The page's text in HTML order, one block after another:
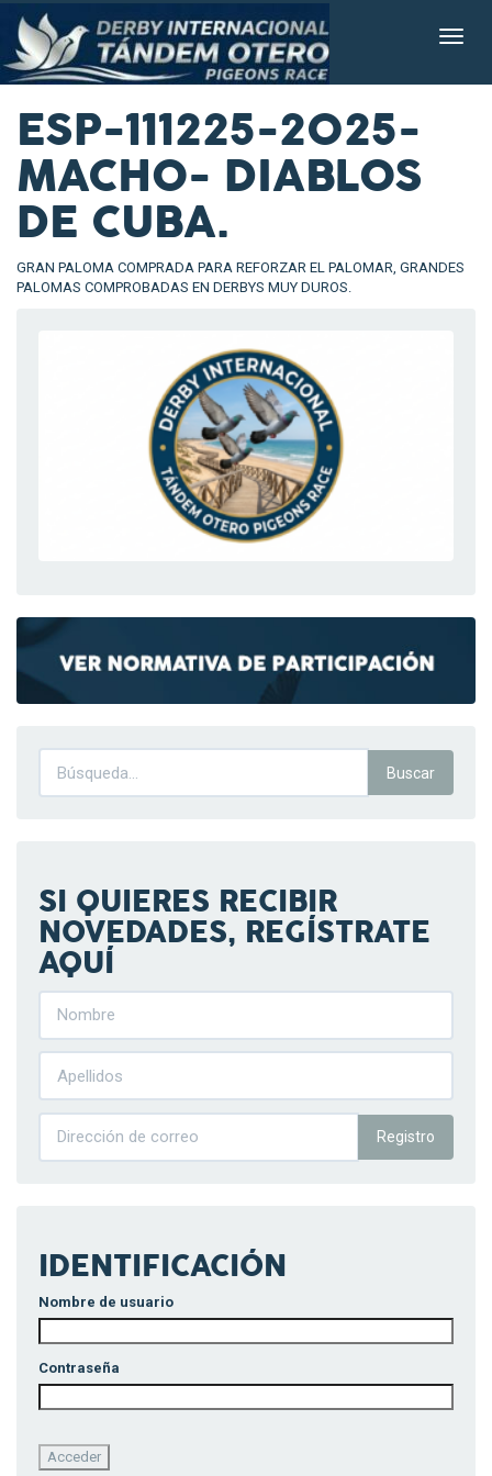
ESP-111225-2025-
MACHO- DIABLOS
DE CUBA.
GRAN PALOMA COMPRADA PARA REFORZAR EL PALOMAR, GRANDES
PALOMAS COMPROBADAS EN DERBYS MUY DUROS.
SI QUIERES RECIBIR
NOVEDADES, REGÍSTRATE
AQUÍ
Registro
IDENTIFICACIÓN
Nombre de usuario
Contraseña